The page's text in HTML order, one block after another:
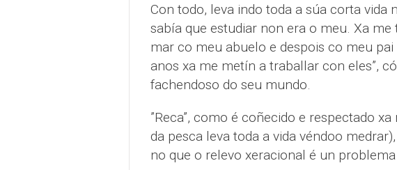
Con todo, leva indo toda a súa corta vida
sabía que estudiar non era o meu. Xa
mar co meu abuelo e despois co meu pai
anos xa me metín a traballar con eles”,
fachendoso do seu mundo.
”Reca”, como é coñecido e respectado
da pesca leva toda a vida véndoo
no que o relevo xeracional é un